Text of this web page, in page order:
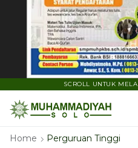
SCROLL UNTUK
Home Perguruan Tinggi